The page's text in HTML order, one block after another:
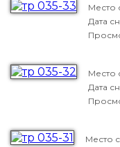
Место
Дата
Место
Дата
Место